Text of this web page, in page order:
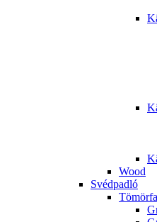
Wood
Svédpadló